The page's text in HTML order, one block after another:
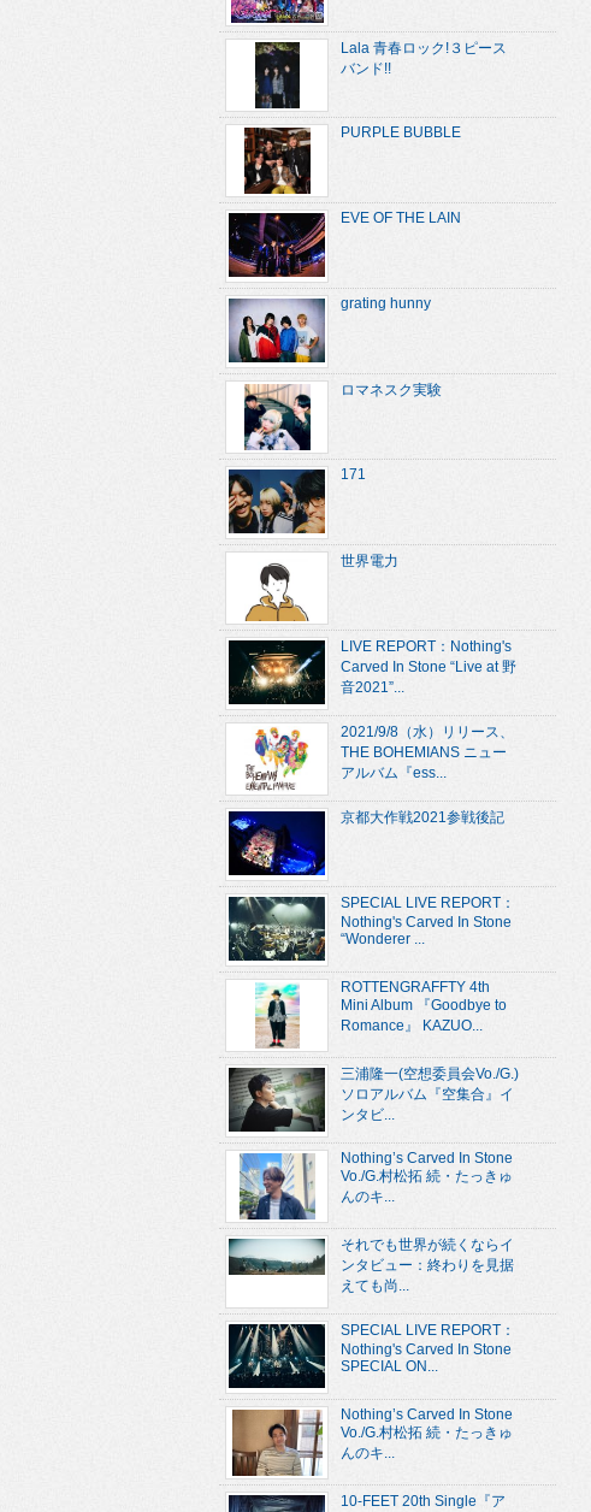
Lala 青春ロック!３ピース
バンド!!
PURPLE BUBBLE
EVE OF THE LAIN
grating hunny
ロマネスク実験
171
世界電力
LIVE REPORT：Nothing's
Carved In Stone “Live at 野
音2021”...
2021/9/8（水）リリース、
THE BOHEMIANS ニュー
アルバム『ess...
京都大作戦2021参戦後記
SPECIAL LIVE REPORT：
Nothing's Carved In Stone
“Wonderer ...
ROTTENGRAFFTY 4th
Mini Album 『Goodbye to
Romance』 KAZUO...
三浦隆一(空想委員会Vo./G.)
ソロアルバム『空集合』イ
ンタビ...
Nothing’s Carved In Stone
Vo./G.村松拓 続・たっきゅ
んのキ...
それでも世界が続くならイ
ンタビュー：終わりを見据
えても尚...
SPECIAL LIVE REPORT：
Nothing's Carved In Stone
SPECIAL ON...
Nothing’s Carved In Stone
Vo./G.村松拓 続・たっきゅ
んのキ...
10-FEET 20th Single『ア